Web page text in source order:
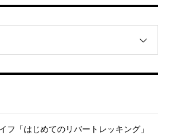
フ「はじめてのリバートレッキング」